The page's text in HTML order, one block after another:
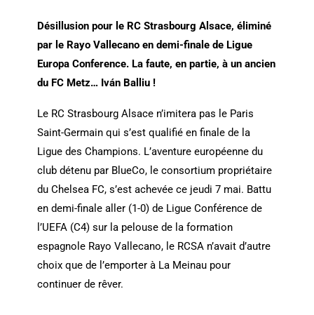
Désillusion pour le RC Strasbourg Alsace, éliminé
par le Rayo Vallecano en demi-finale de Ligue
Europa Conference. La faute, en partie, à un ancien
du FC Metz… Iván Balliu !
Le RC Strasbourg Alsace n’imitera pas le Paris
Saint-Germain qui s’est qualifié en finale de la
Ligue des Champions. L’aventure européenne du
club détenu par BlueCo, le consortium propriétaire
du Chelsea FC, s’est achevée ce jeudi 7 mai. Battu
en demi-finale aller (1-0) de Ligue Conférence de
l’UEFA (C4) sur la pelouse de la formation
espagnole Rayo Vallecano, le RCSA n’avait d’autre
choix que de l’emporter à La Meinau pour
continuer de rêver.